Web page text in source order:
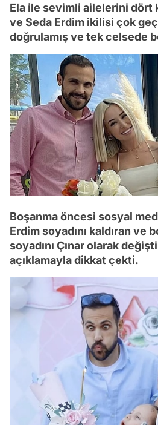
Ela ile sevimli ailelerini dört
ve Seda Erdim ikilisi çok
doğrulamış ve tek celsede
Boşanma öncesi sosyal
Erdim soyadını kaldıran ve
soyadını Çınar olarak
açıklamayla dikkat çekti.